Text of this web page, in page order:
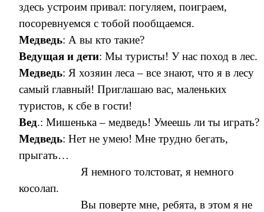
здесь устроим привал: погуляем, поиграем,
посоревнуемся с тобой пообщаемся.
Медведь: А вы кто такие?
Ведущая и дети: Мы туристы! У нас поход в лес.
Медведь: Я хозяин леса – все знают, что я в лесу
самый главный! Приглашаю вас, маленьких
туристов, к сбе в гости!
Вед.: Мишенька – медведь! Умеешь ли ты играть?
Медведь: Нет не умею! Мне трудно бегать,
прыгать…
Я немного толстоват, я немного
косолап.
Вы поверте мне, ребята, в этом я не